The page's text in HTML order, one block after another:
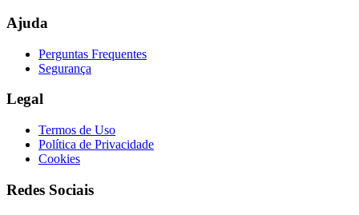
Ajuda
Perguntas Frequentes
Segurança
Legal
Termos de Uso
Política de Privacidade
Cookies
Redes Sociais